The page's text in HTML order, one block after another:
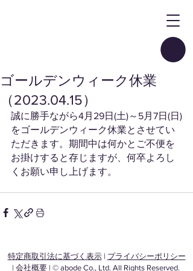
ゴールデンウィーク休業
（2023.04.15）
誠に勝手ながら4月29日(土)～5月7日(日)
をゴールデンウィーク休業とさせてい
ただきます。期間中は何かとご不便を
お掛けすると存じますが、何卒よろし
くお願い申し上げます。
特定商取引法に基づく表示| プライバシーポリシー
| 会社概要| © abode Co., Ltd. All Rights Reserved.